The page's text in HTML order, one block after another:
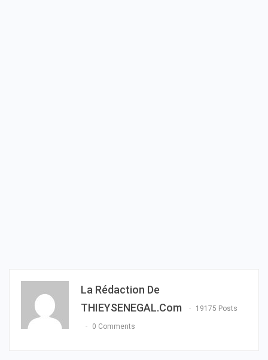
La Rédaction De
THIEYSENEGAL.com
19175 Posts
0 Comments